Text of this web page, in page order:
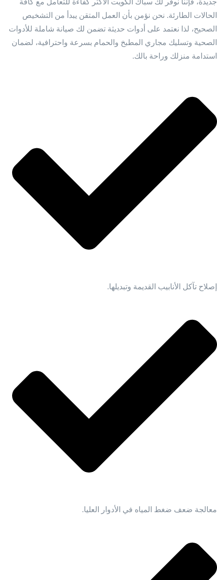
الحالات الطارئة. نحن نؤمن بأن العمل المتقن يبدأ من التشخيص
الصحيح، لذا نعتمد على أدوات حديثة تضمن لك صيانة شاملة للأدوات
الصحية وتسليك مجاري المطبخ والحمام بسرعة واحترافية، لضمان
استدامة منزلك وراحة بالك.
إصلاح تآكل الأنابيب القديمة وتبديلها.
معالجة ضعف ضغط المياه في الأدوار العليا.